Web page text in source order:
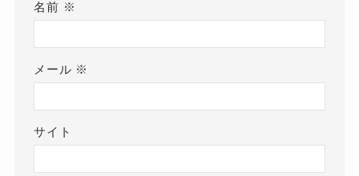
名前 ※
メール ※
サイト